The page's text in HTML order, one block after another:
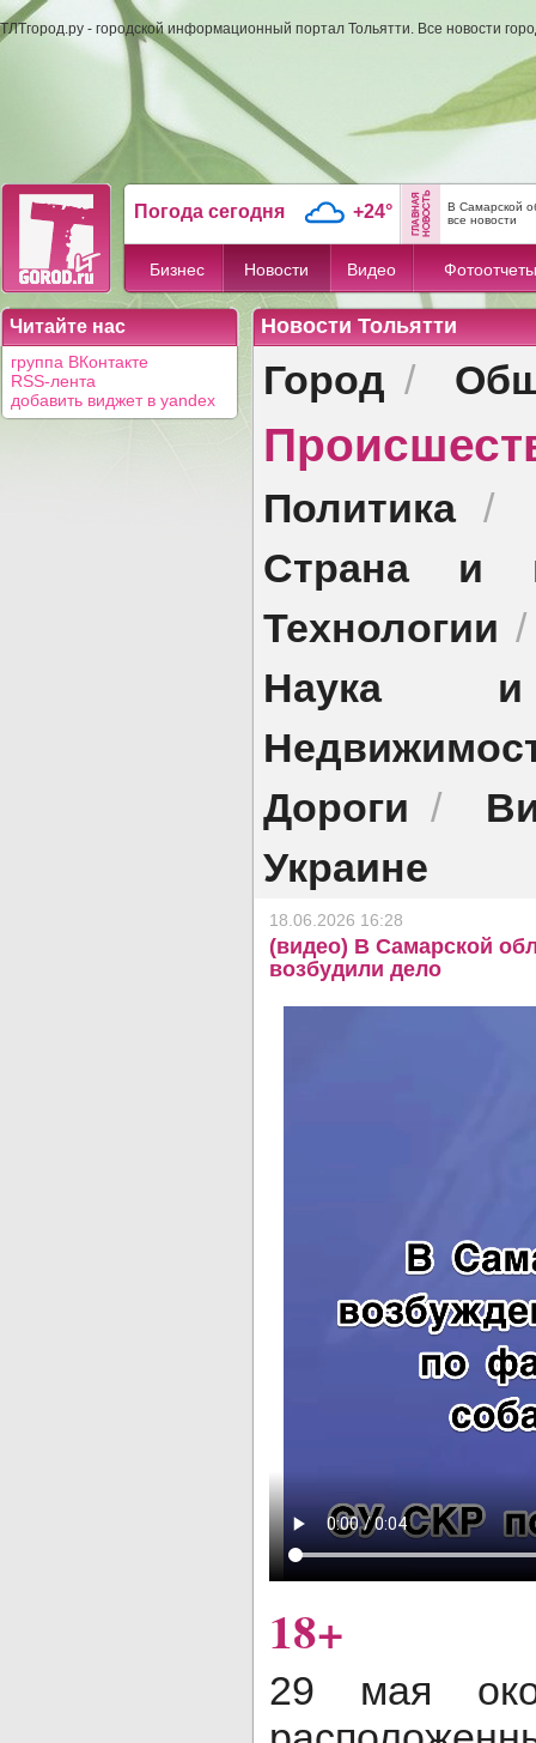
ТЛТгород.ру - городской информационный портал Тольятти. Все новости
Погода сегодня +24°
В Самарской
все новости
Бизнес Новости Видео Фотоотчеты
Читайте нас
группа ВКонтакте
RSS-лента
добавить виджет в yandex
Новости Тольятти
Город /
Политика/
Страна и
Технологии
Наука и
Дороги /
Украине
18.06.2026 16:28
(видео) В Самарской
возбудили дело
18+
29 мая